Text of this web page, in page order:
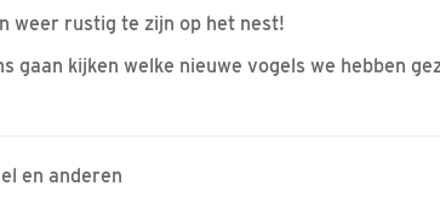
weer rustig te zijn op het nest!
gaan kijken welke nieuwe vogels we hebben
en anderen